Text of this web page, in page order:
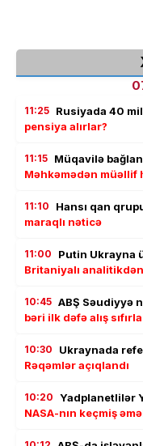
11:25 Rusiyada 40
pensiya alırlar?
11:15 Müqavilə
Məhkəmədən müəllif
11:10 Hansı qan
maraqlı nəticə
11:00
Putin Ukrayna
Britaniyalı
10:45 ABŞ Səudiyyə
bəri ilk dəfə alış
10:30 Ukraynada
Rəqəmlər açıqlandı
10:20 Yadplanetlilər
NASA-nın keçmiş